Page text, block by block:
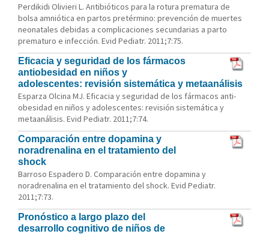
Perdikidi Olivieri L. Antibióticos para la rotura prematura de
bolsa amniótica en partos pretérmino: prevención de muertes
neonatales debidas a complicaciones secundarias a parto
prematuro e infección. Evid Pediatr. 2011;7:75.
Eficacia y seguridad de los fármacos
antiobesidad en niños y
adolescentes: revisión sistemática y metaanálisis
Esparza Olcina MJ. Eficacia y seguridad de los fármacos anti-
obesidad en niños y adolescentes: revisión sistemática y
metaanálisis. Evid Pediatr. 2011;7:74.
Comparación entre dopamina y
noradrenalina en el tratamiento del
shock
Barroso Espadero D. Comparación entre dopamina y
noradrenalina en el tratamiento del shock. Evid Pediatr.
2011;7:73.
Pronóstico a largo plazo del
desarrollo cognitivo de niños de